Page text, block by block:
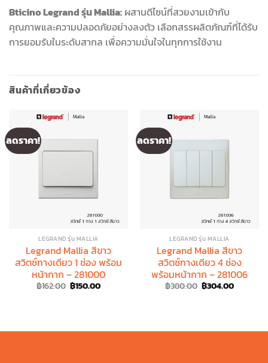
Bticino Legrand รุ่น Mallia: ผสานดีไซน์ที่สวยงามเข้ากับ
คุณภาพและความปลอดภัยอย่างลงตัว เลือกสรรผลิตภัณฑ์ที่ได้รับ
การยอมรับในระดับสากล เพื่อความมั่นใจในทุกการใช้งาน
สินค้าที่เกี่ยวข้อง
ลดราคา!
LEGRAND รุ่น MALLIA
Legrand Mallia สีขาว
สวิตช์ทางเดียว 1 ช่อง พร้อม
หน้ากาก – 281000
฿162.00 Original
price
฿150.00Current
ลดราคา!
LEGRAND รุ่น MALLIA
Legrand Mallia สีขาว
สวิตช์ทางเดียว 4 ช่อง
พร้อมหน้ากาก – 281006
฿380.00 Original
price
฿304.00Current